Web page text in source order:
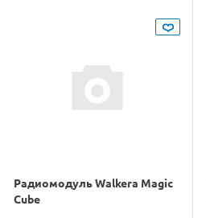
Радиомодуль Walkera Magic
Cube